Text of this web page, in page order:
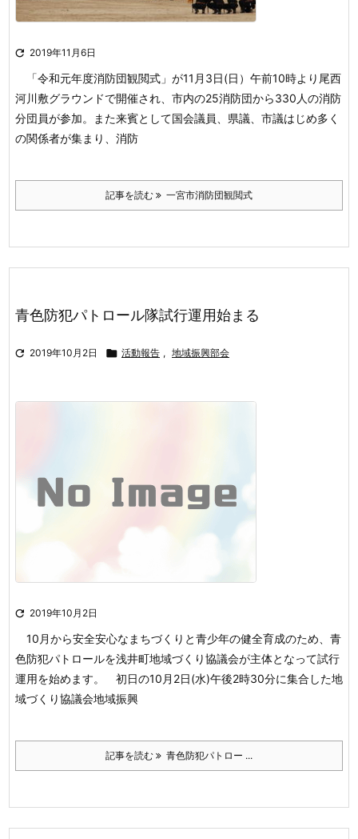
 2019年11月6日
「令和元年度消防団観閲式」が11月3日(日）午前10時より尾西
河川敷グラウンドで開催され、市内の25消防団から330人の消防
分団員が参加。
また来賓として国会議員、県議、市議はじめ多く
の関係者が集まり、消防
記事を読む 一宮市消防団観閲式
青色防犯パトロール隊試行運用始まる
 2019年10月2日  活動報告 , 地域振興部会
 2019年10月2日
10月から安全安心なまちづくりと青少年の健全育成のため、青
色防犯パトロールを浅井町地域づくり協議会が主体となって試行
運用を始めます。
初日の10月2日(水)午後2時30分に集合した地
域づくり協議会地域振興
記事を読む 青色防犯パトロー ...